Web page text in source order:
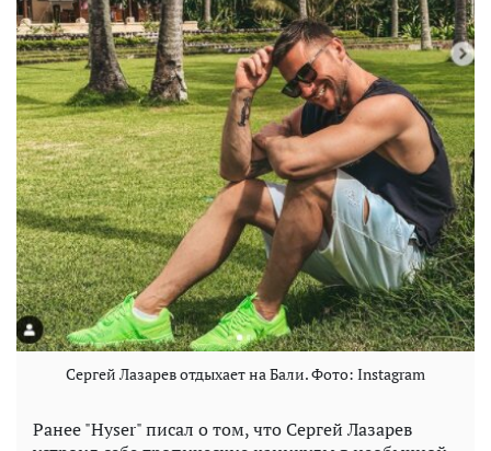
Сергей Лазарев отдыхает на Бали. Фото: Instagram
Ранее "Hyser" писал о том, что Сергей Лазарев